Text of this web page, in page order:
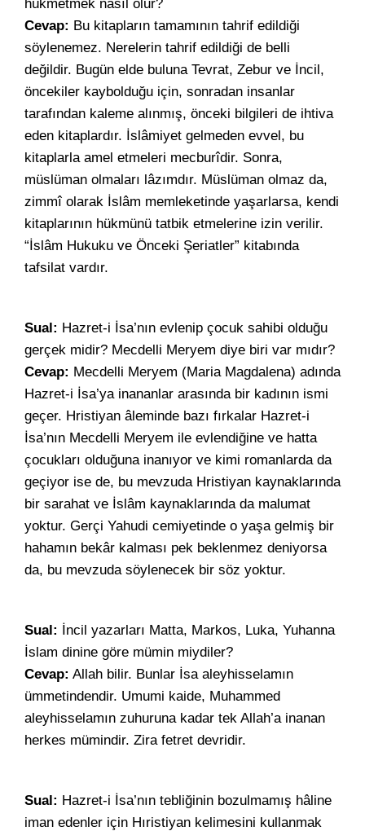
hükmetmek nasıl olur?
Cevap: Bu kitapların tamamının tahrif edildiği
söylenemez. Nerelerin tahrif edildiği de belli
değildir. Bugün elde buluna Tevrat, Zebur ve İncil,
öncekiler kaybolduğu için, sonradan insanlar
tarafından kaleme alınmış, önceki bilgileri de ihtiva
eden kitaplardır. İslâmiyet gelmeden evvel, bu
kitaplarla amel etmeleri mecburîdir. Sonra,
müslüman olmaları lâzımdır. Müslüman olmaz da,
zimmî olarak İslâm memleketinde yaşarlarsa, kendi
kitaplarının hükmünü tatbik etmelerine izin verilir.
“İslâm Hukuku ve Önceki Şeriatler” kitabında
tafsilat vardır.
Sual: Hazret-i İsa’nın evlenip çocuk sahibi olduğu
gerçek midir? Mecdelli Meryem diye biri var mıdır?
Cevap: Mecdelli Meryem (Maria Magdalena) adında
Hazret-i İsa’ya inananlar arasında bir kadının ismi
geçer. Hristiyan âleminde bazı fırkalar Hazret-i
İsa’nın Mecdelli Meryem ile evlendiğine ve hatta
çocukları olduğuna inanıyor ve kimi romanlarda da
geçiyor ise de, bu mevzuda Hristiyan kaynaklarında
bir sarahat ve İslâm kaynaklarında da malumat
yoktur. Gerçi Yahudi cemiyetinde o yaşa gelmiş bir
hahamın bekâr kalması pek beklenmez deniyorsa
da, bu mevzuda söylenecek bir söz yoktur.
Sual: İncil yazarları Matta, Markos, Luka, Yuhanna
İslam dinine göre mümin miydiler?
Cevap: Allah bilir. Bunlar İsa aleyhisselamın
ümmetindendir. Umumi kaide, Muhammed
aleyhisselamın zuhuruna kadar tek Allah’a inanan
herkes mümindir. Zira fetret devridir.
Sual: Hazret-i İsa’nın tebliğinin bozulmamış hâline
iman edenler için Hıristiyan kelimesini kullanmak